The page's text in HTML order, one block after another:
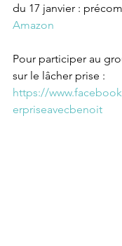
du 17 janvier :
Amazon
Pour participer au
sur le lâcher prise :
https://
erpriseavecbenoit